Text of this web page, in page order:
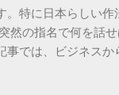
効率的です。現在
（お問い合わせ番
物の識別番号にな
特に日本らしい作
の指名で何を話せ
事では、ビジネス
わらせる作業では